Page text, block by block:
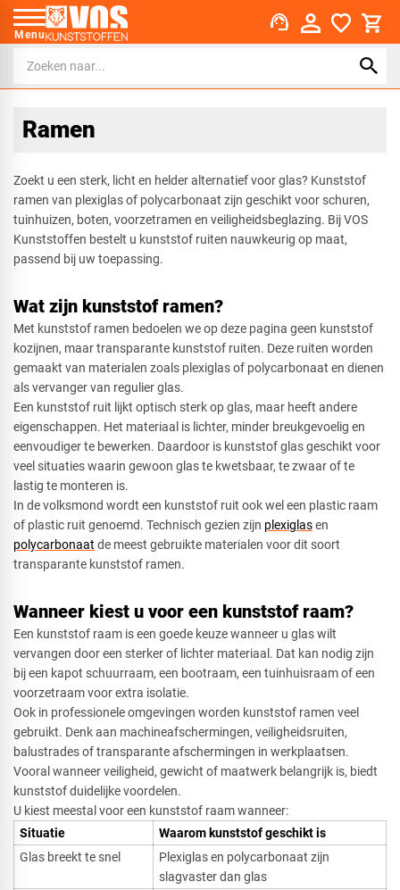
Menu support_agent
Ramen
Zoekt u een sterk, licht en helder alternatief voor glas? Kunststof
ramen van plexiglas of polycarbonaat zijn geschikt voor schuren,
tuinhuizen, boten, voorzetramen en veiligheidsbeglazing. Bij VOS
Kunststoffen bestelt u kunststof ruiten nauwkeurig op maat,
passend bij uw toepassing.
Wat zijn kunststof ramen?
Met kunststof ramen bedoelen we op deze pagina geen kunststof
kozijnen, maar transparante kunststof ruiten. Deze ruiten worden
gemaakt van materialen zoals plexiglas of polycarbonaat en dienen
als vervanger van regulier glas.
Een kunststof ruit lijkt optisch sterk op glas, maar heeft andere
eigenschappen. Het materiaal is lichter, minder breukgevoelig en
eenvoudiger te bewerken. Daardoor is kunststof glas geschikt voor
veel situaties waarin gewoon glas te kwetsbaar, te zwaar of te
lastig te monteren is.
In de volksmond wordt een kunststof ruit ook wel een plastic raam
of plastic ruit genoemd. Technisch gezien zijn plexiglasen
polycarbonaat de meest gebruikte materialen voor dit soort
transparante kunststof ramen.
Wanneer kiest u voor een kunststof raam?
Een kunststof raam is een goede keuze wanneer u glas wilt
vervangen door een sterker of lichter materiaal. Dat kan nodig zijn
bij een kapot schuurraam, een bootraam, een tuinhuisraam of een
voorzetraam voor extra isolatie.
Ook in professionele omgevingen worden kunststof ramen veel
gebruikt. Denk aan machineafschermingen, veiligheidsruiten,
balustrades of transparante afschermingen in werkplaatsen.
Vooral wanneer veiligheid, gewicht of maatwerk belangrijk is, biedt
kunststof duidelijke voordelen.
U kiest meestal voor een kunststof raam wanneer:
Situatie
Waarom kunststof geschikt is
Glas breekt te snel
Plexiglas en polycarbonaat zijn
slagvaster dan glas